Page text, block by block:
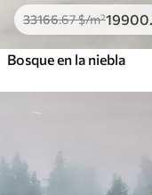
33166.67$/m²19900
Bosque en la niebla